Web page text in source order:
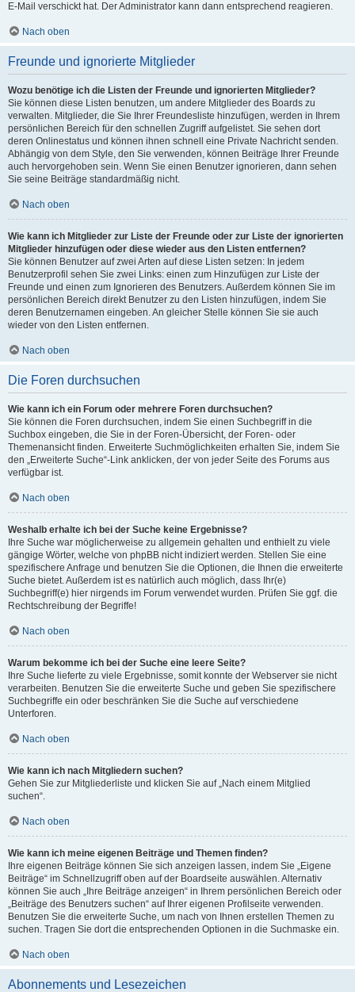
E-Mail verschickt hat. Der Administrator kann dann entsprechend reagieren.
Nach oben
Freunde und ignorierte Mitglieder
Wozu benötige ich die Listen der Freunde und ignorierten Mitglieder?
Sie können diese Listen benutzen, um andere Mitglieder des Boards zu
verwalten. Mitglieder, die Sie Ihrer Freundesliste hinzufügen, werden in Ihrem
persönlichen Bereich für den schnellen Zugriff aufgelistet. Sie sehen dort
deren Onlinestatus und können ihnen schnell eine Private Nachricht senden.
Abhängig von dem Style, den Sie verwenden, können Beiträge Ihrer Freunde
auch hervorgehoben sein. Wenn Sie einen Benutzer ignorieren, dann sehen
Sie seine Beiträge standardmäßig nicht.
Nach oben
Wie kann ich Mitglieder zur Liste der Freunde oder zur Liste der ignorierten
Mitglieder hinzufügen oder diese wieder aus den Listen entfernen?
Sie können Benutzer auf zwei Arten auf diese Listen setzen: In jedem
Benutzerprofil sehen Sie zwei Links: einen zum Hinzufügen zur Liste der
Freunde und einen zum Ignorieren des Benutzers. Außerdem können Sie im
persönlichen Bereich direkt Benutzer zu den Listen hinzufügen, indem Sie
deren Benutzernamen eingeben. An gleicher Stelle können Sie sie auch
wieder von den Listen entfernen.
Nach oben
Die Foren durchsuchen
Wie kann ich ein Forum oder mehrere Foren durchsuchen?
Sie können die Foren durchsuchen, indem Sie einen Suchbegriff in die
Suchbox eingeben, die Sie in der Foren-Übersicht, der Foren- oder
Themenansicht finden. Erweiterte Suchmöglichkeiten erhalten Sie, indem Sie
den „Erweiterte Suche“-Link anklicken, der von jeder Seite des Forums aus
verfügbar ist.
Nach oben
Weshalb erhalte ich bei der Suche keine Ergebnisse?
Ihre Suche war möglicherweise zu allgemein gehalten und enthielt zu viele
gängige Wörter, welche von phpBB nicht indiziert werden. Stellen Sie eine
spezifischere Anfrage und benutzen Sie die Optionen, die Ihnen die erweiterte
Suche bietet. Außerdem ist es natürlich auch möglich, dass Ihr(e)
Suchbegriff(e) hier nirgends im Forum verwendet wurden. Prüfen Sie ggf. die
Rechtschreibung der Begriffe!
Nach oben
Warum bekomme ich bei der Suche eine leere Seite?
Ihre Suche lieferte zu viele Ergebnisse, somit konnte der Webserver sie nicht
verarbeiten. Benutzen Sie die erweiterte Suche und geben Sie spezifischere
Suchbegriffe ein oder beschränken Sie die Suche auf verschiedene
Unterforen.
Nach oben
Wie kann ich nach Mitgliedern suchen?
Gehen Sie zur Mitgliederliste und klicken Sie auf „Nach einem Mitglied
suchen“.
Nach oben
Wie kann ich meine eigenen Beiträge und Themen finden?
Ihre eigenen Beiträge können Sie sich anzeigen lassen, indem Sie „Eigene
Beiträge“ im Schnellzugriff oben auf der Boardseite auswählen. Alternativ
können Sie auch „Ihre Beiträge anzeigen“ in Ihrem persönlichen Bereich oder
„Beiträge des Benutzers suchen“ auf Ihrer eigenen Profilseite verwenden.
Benutzen Sie die erweiterte Suche, um nach von Ihnen erstellen Themen zu
suchen. Tragen Sie dort die entsprechenden Optionen in die Suchmaske ein.
Nach oben
Abonnements und Lesezeichen